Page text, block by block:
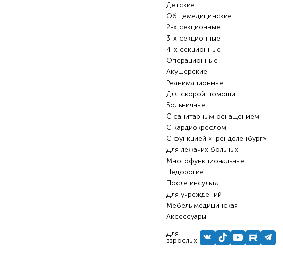
Детские
Общемедицинские
2-х секционные
3-х секционные
4-х секционные
Операционные
Акушерские
Реанимационные
Для скорой помощи
Больничные
С санитарным оснащением
С кардиокреслом
С функцией «Тренделенбург»
Для лежачих больных
Многофункциональные
Недорогие
После инсульта
Для учреждений
Мебель медицинская
Аксессуары
Для
взрослых